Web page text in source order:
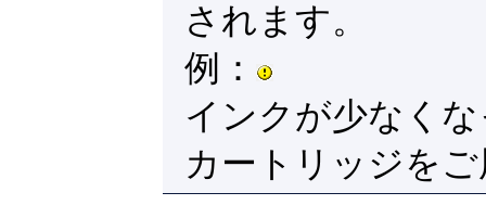
されます。
例：
インクが少なく
カートリッジを